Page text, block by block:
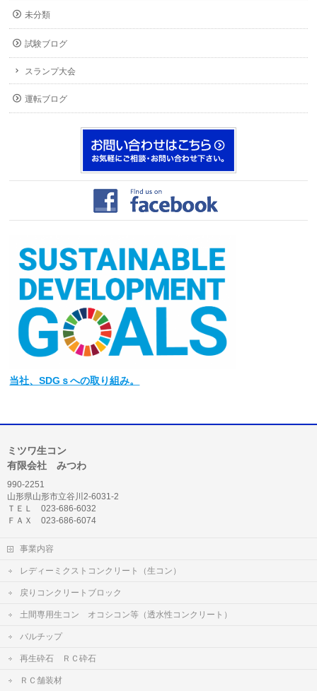
未分類
試験ブログ
スランプ大会
運転ブログ
当社、SDGｓへの取り組み。
ミツワ生コン
有限会社 みつわ
990-2251
山形県山形市立谷川2-6031-2
ＴＥＬ 023-686-6032
ＦＡＸ 023-686-6074
事業内容
レディーミクストコンクリート（生コン）
戻りコンクリートブロック
土間専用生コン オコシコン等（透水性コンクリート）
バルチップ
再生砕石 ＲＣ砕石
ＲＣ舗装材